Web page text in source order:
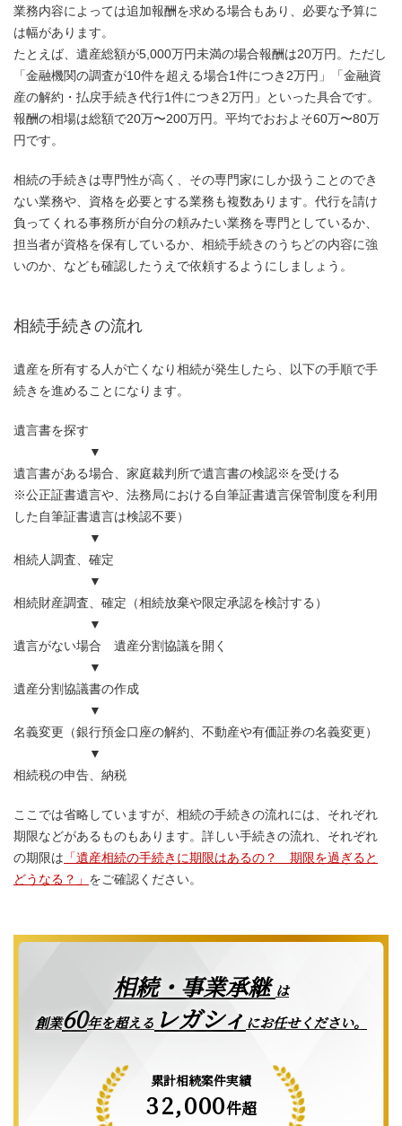
業務内容によっては追加報酬を求める場合もあり、必要な予算に
は幅があります。
たとえば、遺産総額が5,000万円未満の場合報酬は20万円。ただし
「金融機関の調査が10件を超える場合1件につき2万円」「金融資
産の解約・払戻手続き代行1件につき2万円」といった具合です。
報酬の相場は総額で20万〜200万円。平均でおおよそ60万〜80万
円です。
相続の手続きは専門性が高く、その専門家にしか扱うことのでき
ない業務や、資格を必要とする業務も複数あります。代行を請け
負ってくれる事務所が自分の頼みたい業務を専門としているか、
担当者が資格を保有しているか、相続手続きのうちどの内容に強
いのか、なども確認したうえで依頼するようにしましょう。
相続手続きの流れ
遺産を所有する人が亡くなり相続が発生したら、以下の手順で手
続きを進めることになります。
遺言書を探す
▼
遺言書がある場合、家庭裁判所で遺言書の検認※を受ける
※公正証書遺言や、法務局における自筆証書遺言保管制度を利用
した自筆証書遺言は検認不要）
▼
相続人調査、確定
▼
相続財産調査、確定（相続放棄や限定承認を検討する）
▼
遺言がない場合 遺産分割協議を開く
▼
遺産分割協議書の作成
▼
名義変更（銀行預金口座の解約、不動産や有価証券の名義変更）
▼
相続税の申告、納税
ここでは省略していますが、相続の手続きの流れには、それぞれ
期限などがあるものもあります。詳しい手続きの流れ、それぞれ
の期限は 「遺産相続の手続きに期限はあるの？ 期限を過ぎると
どうなる？」 をご確認ください。
相続・事業承継は
創業60年を超える レガシィ にお任せください。
累計相続案件実績
32,000件超